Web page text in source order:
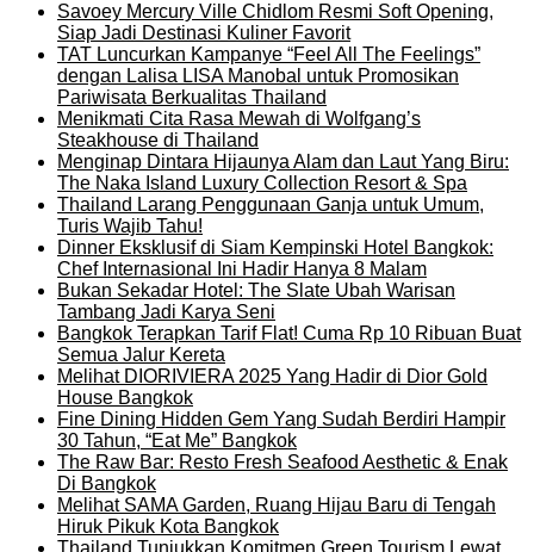
Savoey Mercury Ville Chidlom Resmi Soft Opening,
Siap Jadi Destinasi Kuliner Favorit
TAT Luncurkan Kampanye “Feel All The Feelings”
dengan Lalisa LISA Manobal untuk Promosikan
Pariwisata Berkualitas Thailand
Menikmati Cita Rasa Mewah di Wolfgang’s
Steakhouse di Thailand
Menginap Dintara Hijaunya Alam dan Laut Yang Biru:
The Naka Island Luxury Collection Resort & Spa
Thailand Larang Penggunaan Ganja untuk Umum,
Turis Wajib Tahu!
Dinner Eksklusif di Siam Kempinski Hotel Bangkok:
Chef Internasional Ini Hadir Hanya 8 Malam
Bukan Sekadar Hotel: The Slate Ubah Warisan
Tambang Jadi Karya Seni
Bangkok Terapkan Tarif Flat! Cuma Rp 10 Ribuan Buat
Semua Jalur Kereta
Melihat DIORIVIERA 2025 Yang Hadir di Dior Gold
House Bangkok
Fine Dining Hidden Gem Yang Sudah Berdiri Hampir
30 Tahun, “Eat Me” Bangkok
The Raw Bar: Resto Fresh Seafood Aesthetic & Enak
Di Bangkok
Melihat SAMA Garden, Ruang Hijau Baru di Tengah
Hiruk Pikuk Kota Bangkok
Thailand Tunjukkan Komitmen Green Tourism Lewat